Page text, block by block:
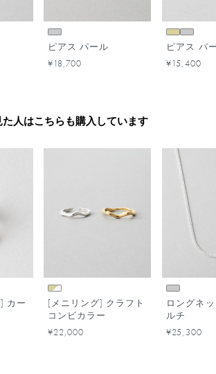
ピアス パール
¥18,700
ピアス パ
¥15,400
人はこちらも購入しています
カー
[メニリング] クラフト
コンビカラー
¥22,000
ロングネ
ルチ
¥25,300